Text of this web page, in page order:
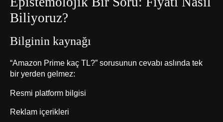
Biliyoruz?
Bilginin kaynağı
“Amazon Prime kaç TL?” sorusunun cevabı aslında tek
bir yerden gelmez:
Resmi platform bilgisi
Reklam içerikleri